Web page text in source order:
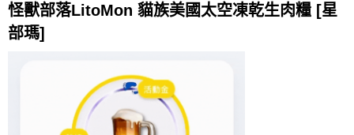
怪獸部落LitoMon 貓族美國太空凍乾生肉糧 [星
部瑪]